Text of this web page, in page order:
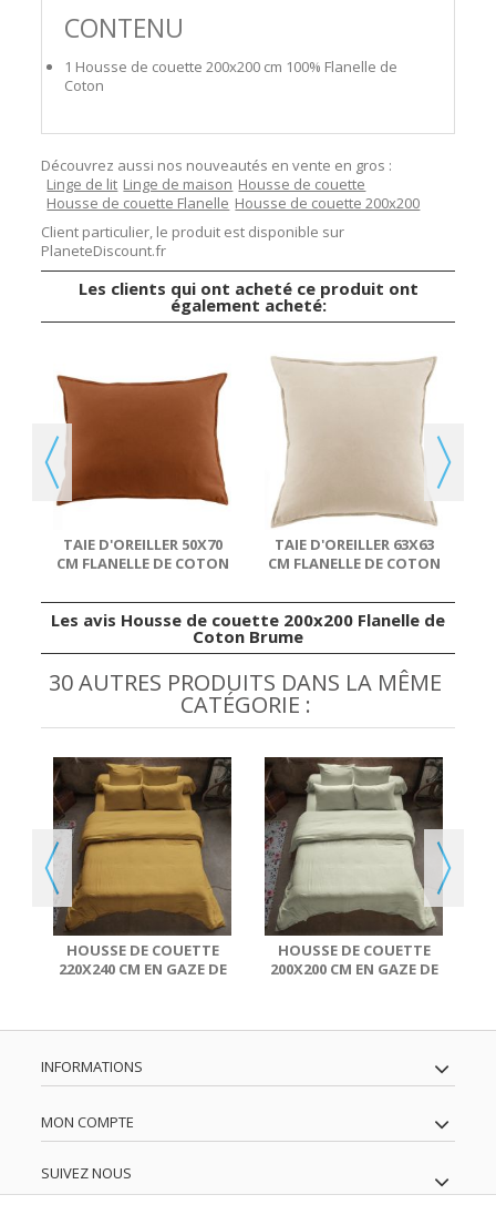
CONTENU
1 Housse de couette 200x200 cm 100% Flanelle de
Coton
Découvrez aussi nos nouveautés en vente en gros :
Linge de lit Linge de maison Housse de couette
Housse de couette Flanelle Housse de couette 200x200
Client particulier, le produit est disponible sur
PlaneteDiscount.fr
Les clients qui ont acheté ce produit ont
également acheté:
TAIE D'OREILLER 50X70
CM FLANELLE DE COTON
TAIE D'OREILLER 63X63
CM FLANELLE DE COTON
Les avis Housse de couette 200x200 Flanelle de
Coton Brume
30 AUTRES PRODUITS DANS LA MÊME
CATÉGORIE :
HOUSSE DE COUETTE
220X240 CM EN GAZE DE
HOUSSE DE COUETTE
200X200 CM EN GAZE DE
INFORMATIONS
MON COMPTE
SUIVEZ NOUS